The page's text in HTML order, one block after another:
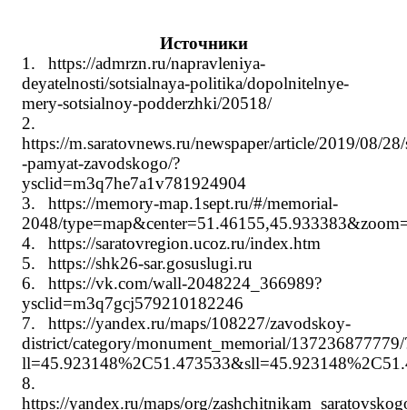
Источники
1.
https://admrzn.ru/napravleniya-
deyatelnosti/sotsialnaya-politika/dopolnitelnye-
mery-sotsialnoy-podderzhki/20518/
2.
https://m.saratovnews.ru/newspaper/article/2019/08/
-pamyat-zavodskogo/?
ysclid=m3q7he7a1v781924904
3.
https://memory-map.1sept.ru/#/memorial-
2048/
4.
https://saratovregion.ucoz.ru/index.htm
5.
https://shk26-sar.gosuslugi.ru
6.
https://vk.com/wall-2048224_366989?
ysclid=m3q7gcj579210182246
7.
https://yandex.ru/maps/108227/zavodskoy-
district/category/monument_memorial/137236877779/
8.
https://yandex.ru/maps/org/